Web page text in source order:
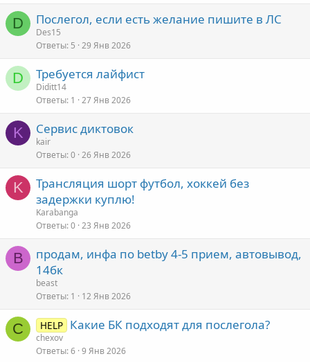
D Послегол, если есть желание пишите в ЛС
Des15
Ответы 5 29 Янв 2026
D Требуется лайфист
Diditt14
Ответы 1 27 Янв 2026
K Сервис диктовок
kair
Ответы 0 26 Янв 2026
K
Трансляция шорт футбол, хоккей без
задержки куплю!
Karabanga
Ответы 0 23 Янв 2026
B
продам, инфа по betby 4-5 прием, автовывод,
14бк
beast
Ответы 1 12 Янв 2026
C HELP Какие БК подходят для послегола?
chexov
Ответы 6 9 Янв 2026